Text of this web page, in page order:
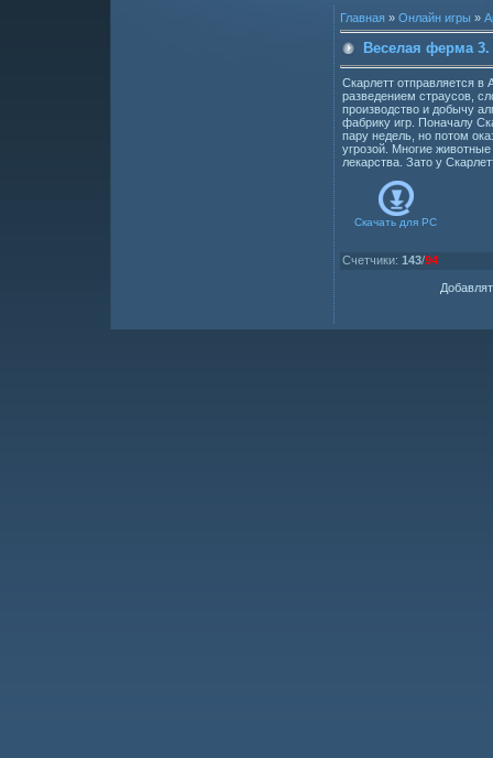
Главная » Онлайн игры »
Веселая ферма 3.
Скарлетт отправляется
разведением страусов,
производство и добычу
фабрику игр. Поначалу
пару недель, но потом
угрозой. Многие
лекарства. Зато у
Скачать для PC
Счетчики: 143/94